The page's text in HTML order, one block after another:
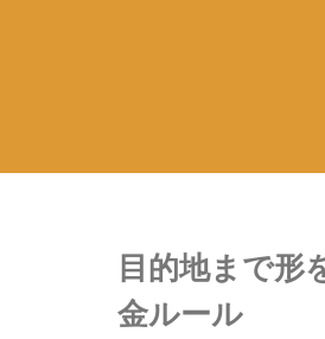
目的地まで形
金ルール